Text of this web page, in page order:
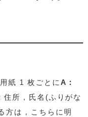
紙 1 枚ごとに A：
住所，氏名(ふりがな
方は，こちらに明